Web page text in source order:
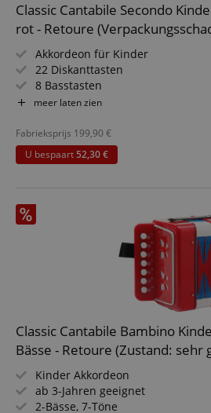
Classic Cantabile Secondo
rot - Retoure
Akkordeon für Kinder
22 Diskanttasten
8 Basstasten
Inkl. Trageriemen und Tasche
meer laten zien
Fabrieksprijs 199,90 €
U bespaart52,30 €
Classic Cantabile Bambino
Bässe - Retoure (Zustand: sehr
Kinder Akkordeon
ab 3-Jahren geeignet
2-Bässe, 7-Töne